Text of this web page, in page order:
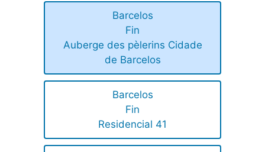
Barcelos
Fin
Auberge des pèlerins Cidade
de Barcelos
Barcelos
Fin
Residencial 41